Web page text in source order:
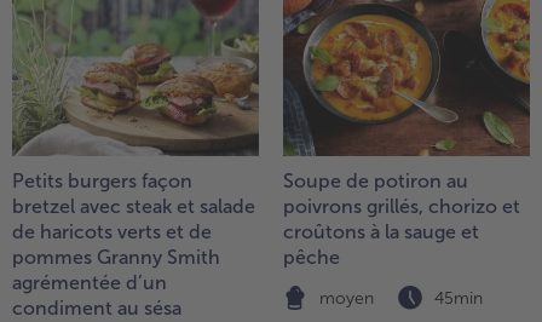
Petits burgers façon
bretzel avec steak et salade
de haricots verts et de
pommes Granny Smith
agrémentée d’un
condiment au sésa
Soupe de potiron au
poivrons grillés, chorizo et
croûtons à la sauge et
pêche
moyen 45min